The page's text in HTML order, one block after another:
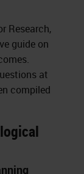
Research,
guide on
at
compiled